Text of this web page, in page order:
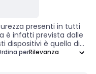
presenti in tutti
è infatti prevista dalle
in cui siano
per